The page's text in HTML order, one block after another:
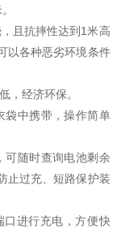
且抗摔性达到1米高
以各种恶劣环境条件
，经济环保。
中携带，操作简单
随时查询电池剩余
止过充、短路保护装
进行充电，方便快